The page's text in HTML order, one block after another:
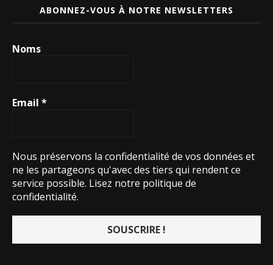
ABONNEZ-VOUS À NOTRE NEWSLETTERS
Noms
Email *
Nous préservons la confidentialité de vos données et
ne les partageons qu'avec des tiers qui rendent ce
service possible. Lisez notre politique de
confidentialité.